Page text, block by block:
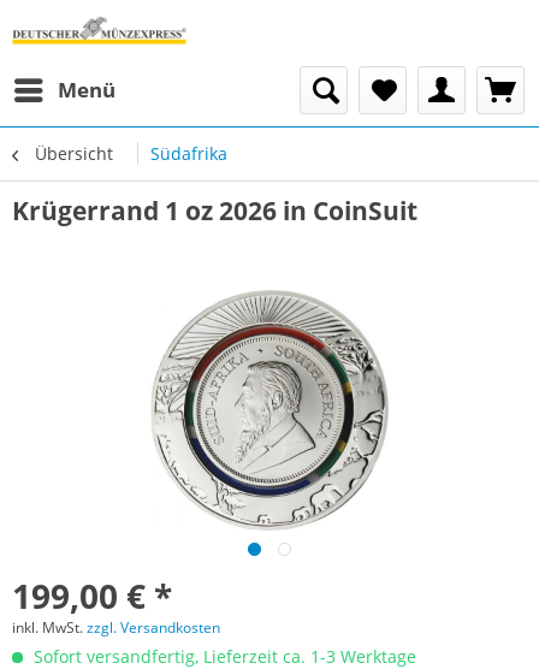
Menü
Übersicht Südafrika
Krügerrand 1 oz 2026 in CoinSuit
199,00 € *
inkl. MwSt.zzgl. Versandkosten
Sofort versandfertig, Lieferzeit ca. 1-3 Werktage